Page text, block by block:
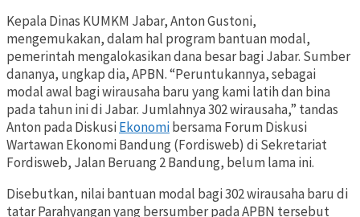
Kepala Dinas KUMKM Jabar, Anton Gustoni,
mengemukakan, dalam hal program bantuan modal,
pemerintah mengalokasikan dana besar bagi Jabar. Sumber
dananya, ungkap dia, APBN. “Peruntukannya, sebagai
modal awal bagi wirausaha baru yang kami latih dan bina
pada tahun ini di Jabar. Jumlahnya 302 wirausaha,” tandas
Anton pada DiskusiEkonomibersama Forum Diskusi
Wartawan Ekonomi Bandung (Fordisweb) di Sekretariat
Fordisweb, Jalan Beruang 2 Bandung, belum lama ini.
Disebutkan, nilai bantuan modal bagi 302 wirausaha baru di
tatar Parahyangan yang bersumber pada APBN tersebut